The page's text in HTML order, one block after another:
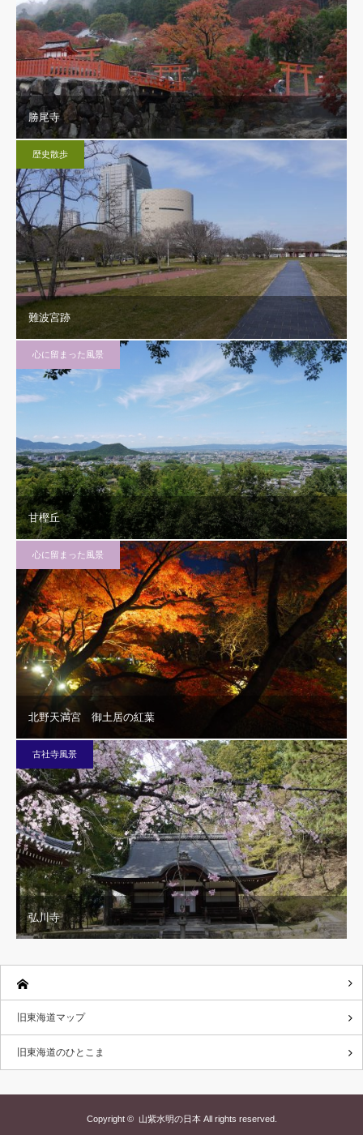
勝尾寺
歴史散歩
難波宮跡
心に留まった風景
甘樫丘
心に留まった風景
北野天満宮 御土居の紅葉
古社寺風景
弘川寺
旧東海道マップ
旧東海道のひとこま
Copyright © 山紫水明の日本All rights reserved.